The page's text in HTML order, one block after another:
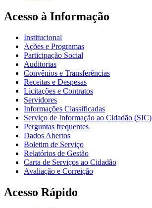
Acesso à Informação
Institucional
Ações e Programas
Participação Social
Auditorias
Convênios e Transferências
Receitas e Despesas
Licitações e Contratos
Servidores
Informações Classificadas
Serviço de Informação ao Cidadão (SIC)
Perguntas frequentes
Dados Abertos
Boletim de Serviço
Relatórios de Gestão
Carta de Serviços ao Cidadão
Avaliação e Correição
Acesso Rápido